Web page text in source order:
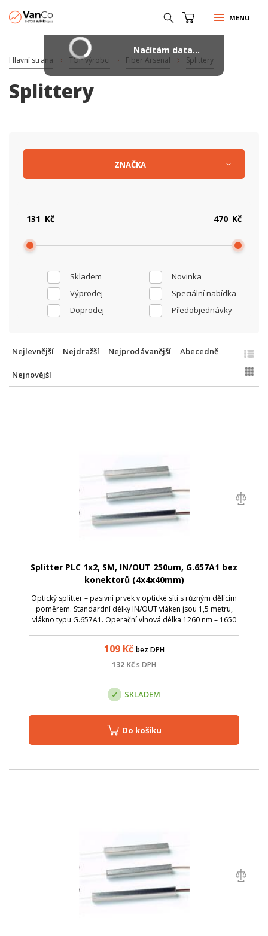
MENU
Hlavní strana TOP výrobci Fiber Arsenal Splittery
Splittery
Skladem
Novinka
Výprodej
Speciální nabídka
Doprodej
Předobjednávky
Kč Kč
ZNAČKA
Nejlevnější Nejdražší Nejprodávanější Abecedně
Nejnovější
Splitter PLC 1x2, SM, IN/OUT 250um, G.657A1 bez
konektorů (4x4x40mm)
Optický splitter – pasivní prvek v optické síti s různým dělícím
poměrem. Standardní délky IN/OUT vláken jsou 1,5 metru,
vlákno typu G.657A1. Operační vlnová délka 1260 nm – 1650
109Kč bez DPH
132 Kčs DPH
SKLADEM
Do košíku
Načítám data...